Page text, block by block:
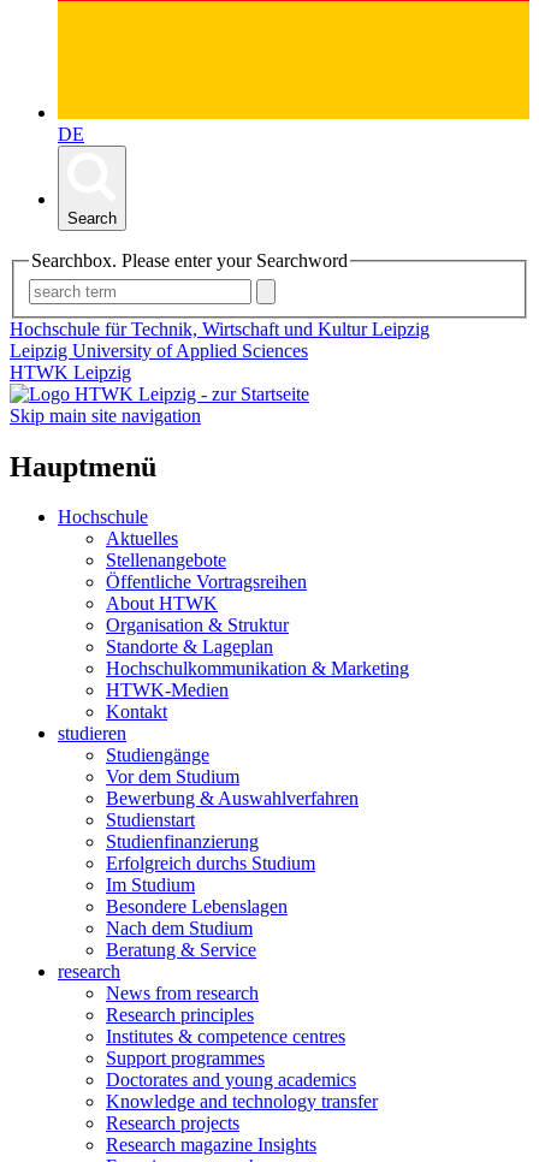
DE
Search
Searchbox. Please enter your Searchword
Hochschule für Technik, Wirtschaft und Kultur Leipzig
Leipzig University of Applied Sciences
HTWK Leipzig
Skip main site navigation
Hauptmenü
Hochschule
Aktuelles
Stellenangebote
Öffentliche Vortragsreihen
About HTWK
Organisation & Struktur
Standorte & Lageplan
Hochschulkommunikation & Marketing
HTWK-Medien
Kontakt
studieren
Studiengänge
Vor dem Studium
Bewerbung & Auswahlverfahren
Studienstart
Studienfinanzierung
Erfolgreich durchs Studium
Im Studium
Besondere Lebenslagen
Nach dem Studium
Beratung & Service
research
News from research
Research principles
Institutes & competence centres
Support programmes
Doctorates and young academics
Knowledge and technology transfer
Research projects
Research magazine Insights